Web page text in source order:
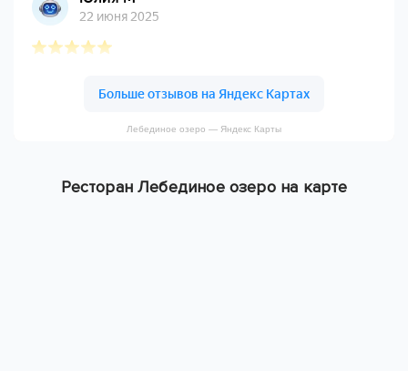
Лебединое озеро — Яндекс Карты
Ресторан Лебединое озеро на карте